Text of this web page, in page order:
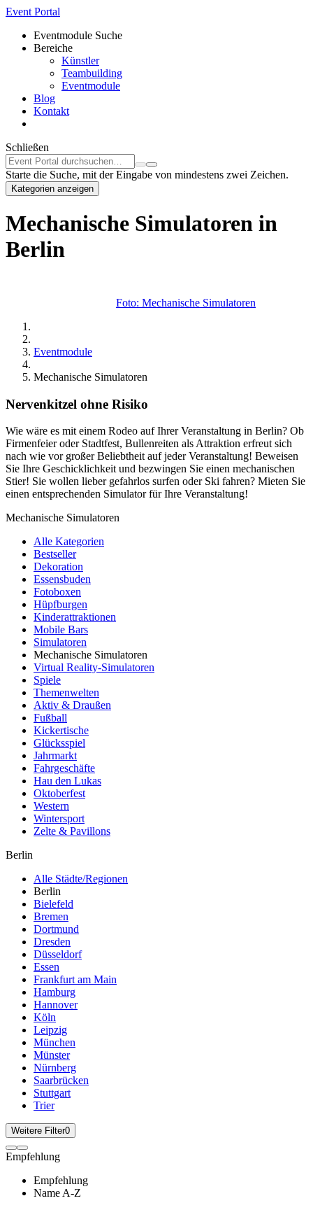
Event Portal
Eventmodule Suche
Bereiche
Künstler
Teambuilding
Eventmodule
Blog
Kontakt
Schließen
Starte die Suche, mit der Eingabe von mindestens zwei Zeichen.
Kategorien anzeigen
Mechanische Simulatoren in
Berlin
Foto: Mechanische Simulatoren
Eventmodule
Mechanische Simulatoren
Nervenkitzel ohne Risiko
Wie wäre es mit einem Rodeo auf Ihrer Veranstaltung in Berlin? Ob
Firmenfeier oder Stadtfest, Bullenreiten als Attraktion erfreut sich
nach wie vor großer Beliebtheit auf jeder Veranstaltung! Beweisen
Sie Ihre Geschicklichkeit und bezwingen Sie einen mechanischen
Stier! Sie wollen lieber gefahrlos surfen oder Ski fahren? Mieten Sie
einen entsprechenden Simulator für Ihre Veranstaltung!
Mechanische Simulatoren
Alle Kategorien
Bestseller
Dekoration
Essensbuden
Fotoboxen
Hüpfburgen
Kinderattraktionen
Mobile Bars
Simulatoren
Mechanische Simulatoren
Virtual Reality-Simulatoren
Spiele
Themenwelten
Aktiv & Draußen
Fußball
Kickertische
Glücksspiel
Jahrmarkt
Fahrgeschäfte
Hau den Lukas
Oktoberfest
Western
Wintersport
Zelte & Pavillons
Berlin
Alle Städte/Regionen
Berlin
Bielefeld
Bremen
Dortmund
Dresden
Düsseldorf
Essen
Frankfurt am Main
Hamburg
Hannover
Köln
Leipzig
München
Münster
Nürnberg
Saarbrücken
Stuttgart
Trier
Weitere Filter0
Empfehlung
Empfehlung
Name A-Z